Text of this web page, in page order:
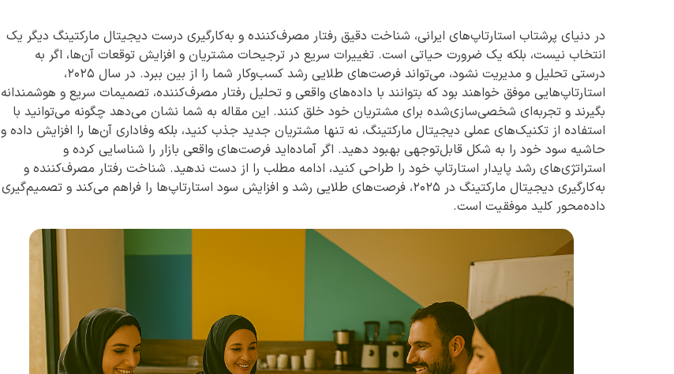
در دنیای پرشتاب استارتاپ‌های ایرانی، شناخت دقیق رفتار مصرف‌کننده و به‌کارگیری درست دیجیتال مارکتینگ دیگر یک
انتخاب نیست، بلکه یک ضرورت حیاتی است. تغییرات سریع در ترجیحات مشتریان و افزایش توقعات آن‌ها، اگر به
درستی تحلیل و مدیریت نشود، می‌تواند فرصت‌های طلایی رشد کسب‌وکار شما را از بین ببرد. در سال ۲۰۲۵،
استارتاپ‌هایی موفق خواهند بود که بتوانند با داده‌های واقعی و تحلیل رفتار مصرف‌کننده، تصمیمات سریع و هوشمندانه
بگیرند و تجربه‌ای شخصی‌سازی‌شده برای مشتریان خود خلق کنند. این مقاله به شما نشان می‌دهد چگونه می‌توانید با
استفاده از تکنیک‌های عملی دیجیتال مارکتینگ، نه تنها مشتریان جدید جذب کنید، بلکه وفاداری آن‌ها را افزایش داده و
حاشیه سود خود را به شکل قابل‌توجهی بهبود دهید. اگر آماده‌اید فرصت‌های واقعی بازار را شناسایی کرده و
استراتژی‌های رشد پایدار استارتاپ خود را طراحی کنید، ادامه مطلب را از دست ندهید. شناخت رفتار مصرف‌کننده و
به‌کارگیری دیجیتال مارکتینگ در ۲۰۲۵، فرصت‌های طلایی رشد و افزایش سود استارتاپ‌ها را فراهم می‌کند و تصمیم‌گیری
داده‌محور کلید موفقیت است.